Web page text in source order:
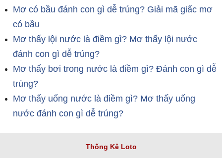
Mơ có bầu đánh con gì dễ trúng? Giải mã giấc mơ
có bầu
Mơ thấy lội nước là điềm gì? Mơ thấy lội nước
đánh con gì dễ trúng?
Mơ thấy bơi trong nước là điềm gì? Đánh con gì dễ
trúng?
Mơ thấy uống nước là điềm gì? Mơ thấy uống
nước đánh con gì dễ trúng?
Thống Kê Loto